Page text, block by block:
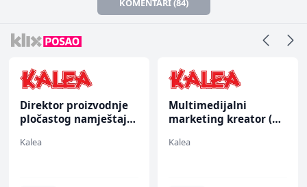
KOMENTARI (84)
Direktor proizvodnje
pločastog namještaja
Kalea
Multimedijalni
marketing kreator (m/
Kalea